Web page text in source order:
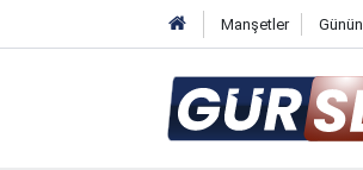
Manşetler